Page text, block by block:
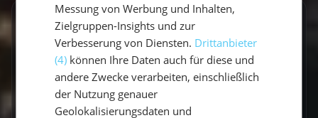
GESCHRIEBEN VON
Lucas Schmitt
Travel Experte
Messung von Werbung und Inhalten,
Zielgruppen-Insights und zur
Verbesserung von Diensten. Drittanbieter
(4) können Ihre Daten auch für diese und
andere Zwecke verarbeiten, einschließlich
der Nutzung genauer
Geolokalisierungsdaten und